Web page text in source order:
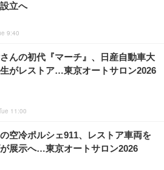
立へ
9:40
んの初代『マーチ』、日産自動車大
がレストア…東京オートサロン2026
11:00
空冷ポルシェ911、レストア車両を
展示へ…東京オートサロン2026